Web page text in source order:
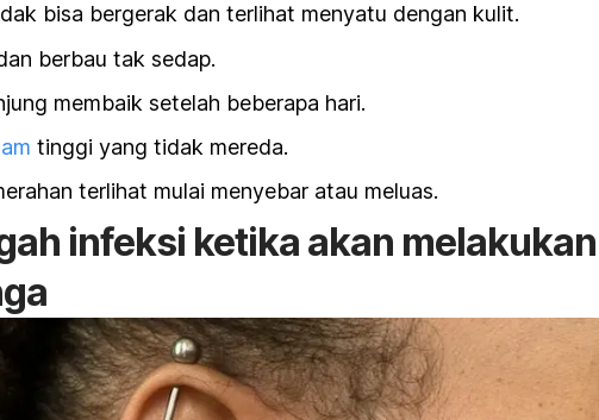
bisa bergerak dan terlihat menyatu dengan kulit.
berbau tak sedap.
membaik setelah beberapa hari.
tinggi yang tidak mereda.
terlihat mulai menyebar atau meluas.
infeksi ketika akan melakukan